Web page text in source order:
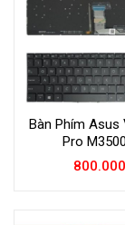
Bàn Phím Asus
Pro
800.000